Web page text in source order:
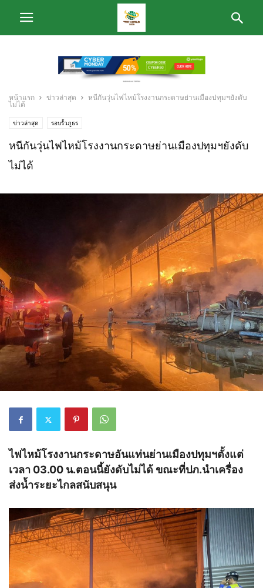
หน้าแรก ข่าวล่าสุด
หนีกันวุ่นไฟไหม้โรงงานกระดาษย่านเมืองปทุมฯยังดับ
ไม่ได้
ข่าวล่าสุด รอบรั้วภูธร
หนีกันวุ่นไฟไหม้โรงงานกระดาษย่านเมืองปทุมฯยังดับ
ไม่ได้
ไฟไหม้โรงงานกระดาษอันแท่นย่านเมืองปทุมฯตั้งแต่
เวลา 03.00 น.ตอนนี้ยังดับไม่ได้ ขณะที่ปภ.นำเครื่อง
ส่งน้ำระยะไกลสนับสนุน